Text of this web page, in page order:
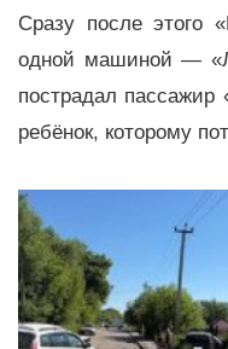
Сразу после этого
одной машиной —
пострадал
ребёнок, которому